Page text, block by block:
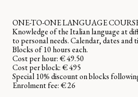
ONE-TO-ONE LANGUAGE
Knowledge of the Italian language at
to personal needs. Calendar, dates and
Blocks of 10 hours each.
Cost per hour: € 49.50
Cost per block: € 495
Special 10% discount on blocks
Enrolment fee: € 26